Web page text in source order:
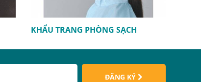
KHẨU TRANG PHÒNG SẠCH
ĐĂNG KÝ